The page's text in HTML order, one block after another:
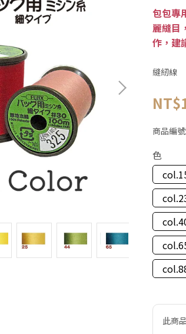
包包專
麗縫目
作，建
縫紉線
商品編號:
色
此商